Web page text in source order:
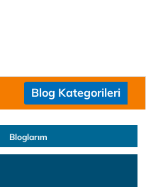
Blog Kategorileri
Bloglarım